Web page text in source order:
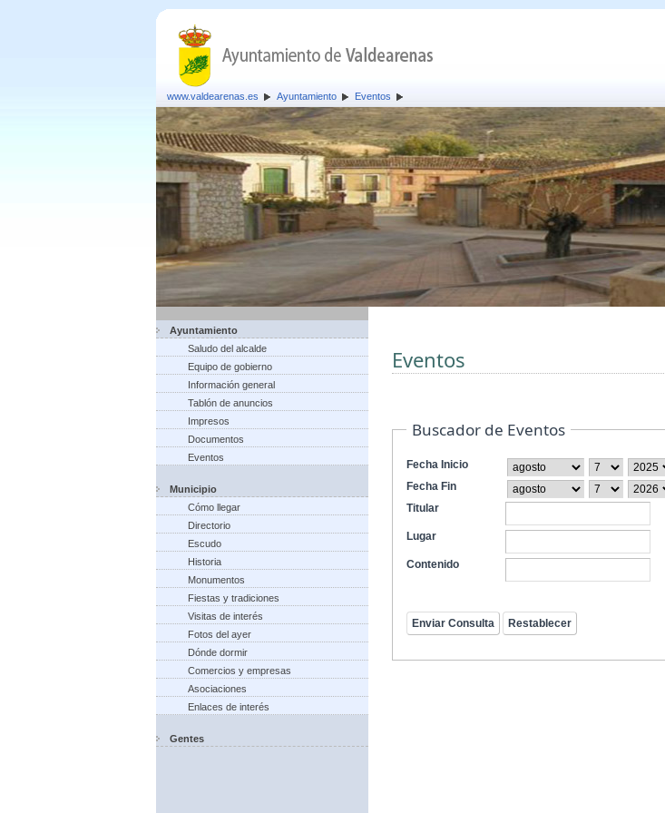
www.valdearenas.es Ayuntamiento Eventos
Ayuntamiento
Saludo del alcalde
Equipo de gobierno
Información general
Tablón de anuncios
Impresos
Documentos
Eventos
Municipio
Cómo llegar
Directorio
Escudo
Historia
Monumentos
Fiestas y tradiciones
Visitas de interés
Fotos del ayer
Dónde dormir
Comercios y empresas
Asociaciones
Enlaces de interés
Gentes
Eventos
Buscador de Eventos
Fecha Inicio
Fecha Fin
Titular
Lugar
Contenido